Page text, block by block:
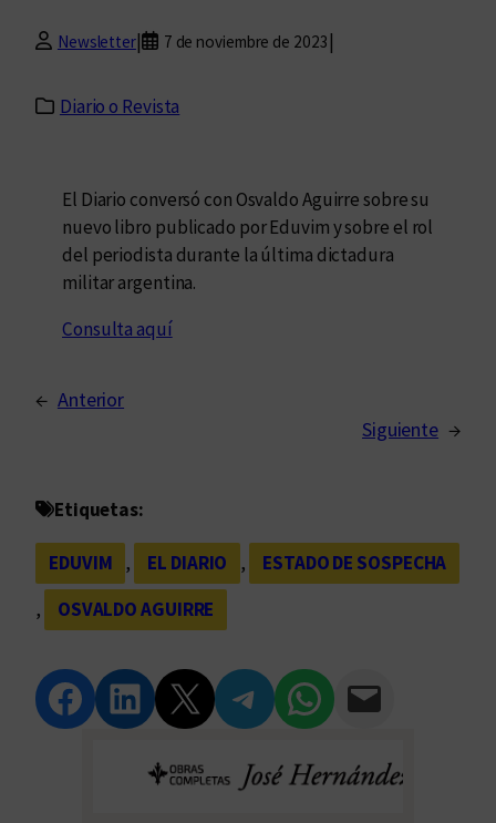
Newsletter| 7 de noviembre de 2023 |
Diario o Revista
El Diario conversó con Osvaldo Aguirre sobre su
nuevo libro publicado por Eduvim y sobre el rol
del periodista durante la última dictadura
militar argentina.
Consulta aquí
← Anterior
Siguiente →
Etiquetas:
EDUVIM , EL DIARIO ,
ESTADO DE SOSPECHA
,
OSVALDO AGUIRRE
Compartir en Facebook Compartir en LinkedIn Compartir en Twitter Compartir en Telegram Compartir en WhatsApp Compartir vía Email